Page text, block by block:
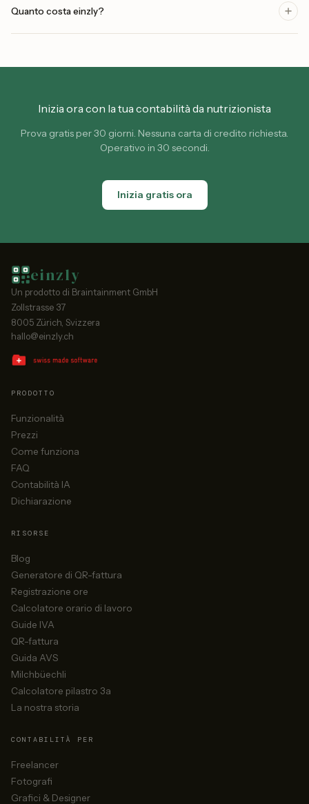
Quanto costa einzly?
Inizia ora con la tua contabilità da nutrizionista
Prova gratis per 30 giorni. Nessuna carta di credito richiesta.
Operativo in 30 secondi.
Inizia gratis ora
einzly
Un prodotto di Braintainment GmbH
Zollstrasse 37
8005 Zürich, Svizzera
hallo@einzly.ch
PRODOTTO
Funzionalità
Prezzi
Come funziona
FAQ
Contabilità IA
Dichiarazione
RISORSE
Blog
Generatore di QR-fattura
Registrazione ore
Calcolatore orario di lavoro
Guide IVA
QR-fattura
Guida AVS
Milchbüechli
Calcolatore pilastro 3a
La nostra storia
CONTABILITÀ PER
Freelancer
Fotografi
Grafici & Designer